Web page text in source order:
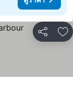
แชร์ เ